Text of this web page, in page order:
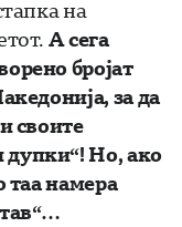
на
А сега
бројат
за да
своите
дупки“! Но, ако
таа намера